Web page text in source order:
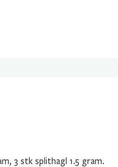
3 stk splithagl 1.5 gram.